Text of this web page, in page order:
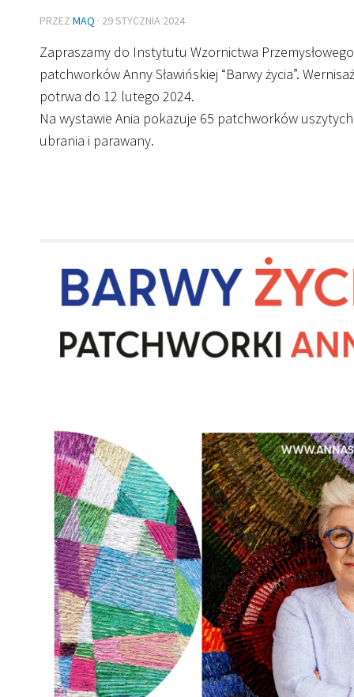
PRZEZ MAQ · 29 STYCZNIA 2024
Zapraszamy do Instytutu Wzornictwa
patchworków Anny Sławińskiej “Barwy życia”.
potrwa do 12 lutego 2024.
Na wystawie Ania pokazuje 65 patchworków
ubrania i parawany.